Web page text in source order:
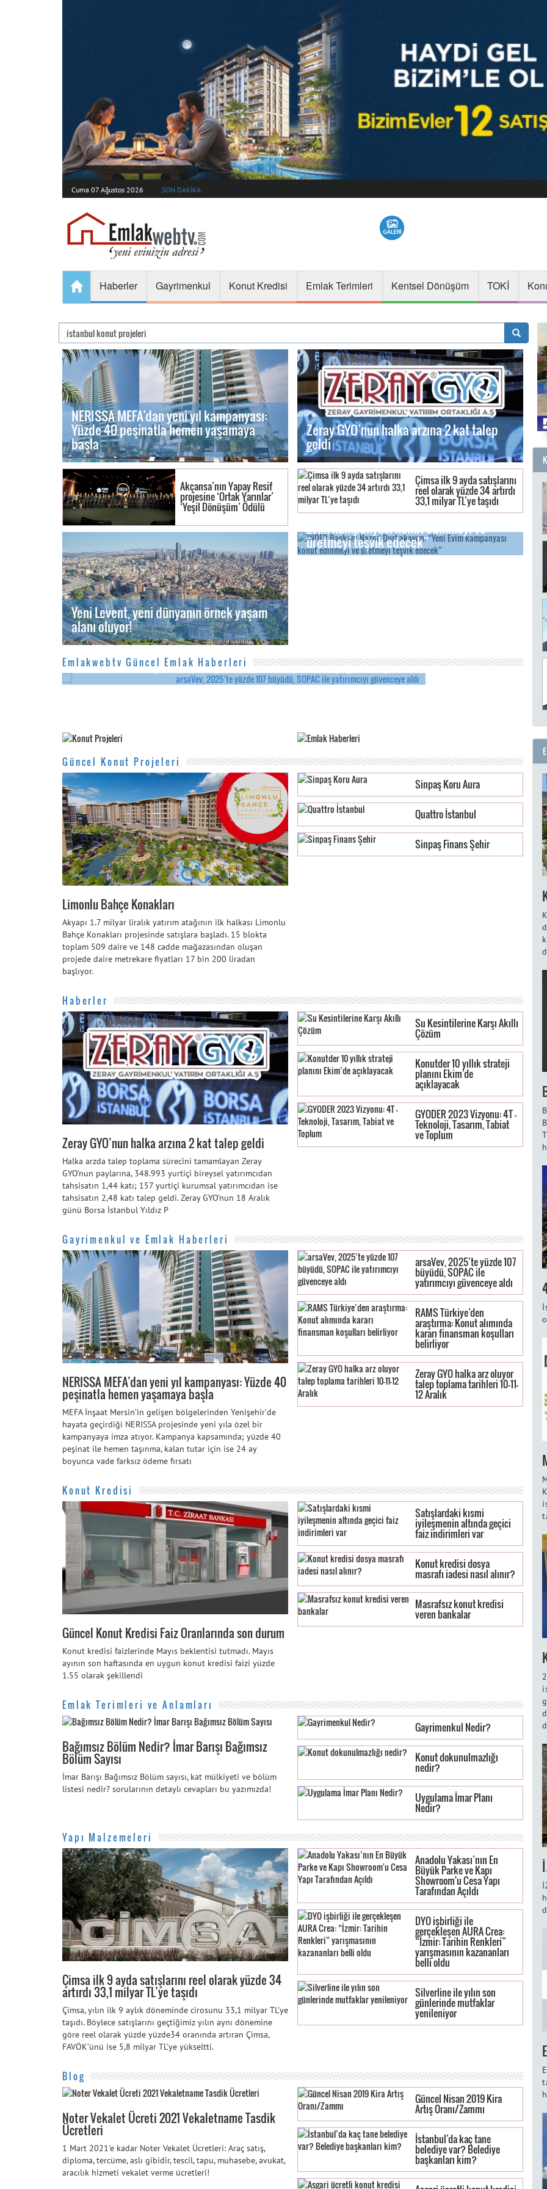
Cuma 07 Ağustos 2026 SON DAKİKA
Haberler Gayrimenkul Konut Kredisi Emlak Terimleri Kentsel Dönüşüm TOKİ
NERISSA MEFA’dan yeni yıl kampanyası:
Yüzde 40 peşinatla hemen yaşamaya
başla
Zeray GYO’nun halka arzına 2 kat talep
geldi
Akçansa’nın Yapay Resif
projesine ‘Ortak Yarınlar’
‘Yeşil Dönüşüm’ Ödülü
Çimsa ilk 9 ayda satışlarını
reel olarak yüzde 34 artırdı
33,1 milyar TL’ye taşıdı
Yeni Levent, yeni dünyanın örnek yaşam
alanı oluyor!
İNDER Başkanı Nazmi Durbakayım: “Yeni
Evim kampanyası konut edinmeyi ve
üretmeyi teşvik edecek”
Emlakwebtv Güncel Emlak Haberleri
arsaVev, 2025’te yüzde 107 büyüdü, SOPAC ile yatırımcıyı güvenceye aldı
Güncel Konut Projeleri
Limonlu Bahçe Konakları
Akyapı 1.7 milyar liralık yatırım atağının ilk halkası Limonlu
Bahçe Konakları projesinde satışlara başladı. 15 blokta
toplam 509 daire ve 148 cadde mağazasından oluşan
projede daire metrekare fiyatları 17 bin 200 liradan
başlıyor.
Sinpaş Koru Aura
Quattro İstanbul
Sinpaş Finans Şehir
Haberler
Zeray GYO’nun halka arzına 2 kat talep geldi
Halka arzda talep toplama sürecini tamamlayan Zeray
GYO’nun paylarına, 348.993 yurtiçi bireysel yatırımcıdan
tahsisatın 1,44 katı; 157 yurtiçi kurumsal yatırımcıdan ise
tahsisatın 2,48 katı talep geldi. Zeray GYO’nun 18 Aralık
günü Borsa İstanbul Yıldız P
Su Kesintilerine Karşı Akıllı
Çözüm
Konutder 10 yıllık strateji
planını Ekim’de
açıklayacak
GYODER 2023 Vizyonu: 4T -
Teknoloji, Tasarım, Tabiat
ve Toplum
Gayrimenkul ve Emlak Haberleri
NERISSA MEFA’dan yeni yıl kampanyası: Yüzde 40
peşinatla hemen yaşamaya başla
MEFA İnşaat Mersin’in gelişen bölgelerinden Yenişehir’de
hayata geçirdiği NERISSA projesinde yeni yıla özel bir
kampanyaya imza atıyor. Kampanya kapsamında; yüzde 40
peşinat ile hemen taşınma, kalan tutar için ise 24 ay
boyunca vade farksız ödeme fırsatı
arsaVev, 2025’te yüzde 107
büyüdü, SOPAC ile
yatırımcıyı güvenceye aldı
RAMS Türkiye’den
araştırma: Konut alımında
kararı finansman koşulları
belirliyor
Zeray GYO halka arz oluyor
talep toplama tarihleri 10-11-
12 Aralık
Konut Kredisi
Güncel Konut Kredisi Faiz Oranlarında son durum
Konut kredisi faizlerinde Mayıs beklentisi tutmadı. Mayıs
ayının son haftasında en uygun konut kredisi faizi yüzde
1.55 olarak şekillendi
Satışlardaki kısmi
iyileşmenin altında geçici
faiz indirimleri var
Konut kredisi dosya
masrafı iadesi nasıl alınır?
Masrafsız konut kredisi
veren bankalar
Emlak Terimleri ve Anlamları
Bağımsız Bölüm Nedir? İmar Barışı Bağımsız
Bölüm Sayısı
İmar Barışı Bağımsız Bölüm sayısı, kat mülkiyeti ve bölüm
listesi nedir? sorularının detaylı cevapları bu yazımızda!
Gayrimenkul Nedir?
Konut dokunulmazlığı
nedir?
Uygulama İmar Planı
Nedir?
Yapı Malzemeleri
Çimsa ilk 9 ayda satışlarını reel olarak yüzde 34
artırdı 33,1 milyar TL’ye taşıdı
Çimsa, yılın ilk 9 aylık döneminde cirosunu 33,1 milyar TL’ye
taşıdı. Böylece satışlarını geçtiğimiz yılın aynı dönemine
göre reel olarak yüzde yüzde34 oranında artıran Çimsa,
FAVÖK’ünü ise 5,8 milyar TL’ye yükseltti.
Anadolu Yakası’nın En
Büyük Parke ve Kapı
Showroom'u Cesa Yapı
Tarafından Açıldı
DYO işbirliği ile
gerçekleşen AURA Crea:
“İzmir: Tarihin Renkleri”
yarışmasının kazananları
belli oldu
Silverline ile yılın son
günlerinde mutfaklar
yenileniyor
Blog
Noter Vekalet Ücreti 2021 Vekaletname Tasdik
Ücretleri
1 Mart 2021'e kadar Noter Vekalet Ücretleri: Araç satış,
diploma, tercüme, aslı gibidir, tescil, tapu, muhasebe, avukat,
aracılık hizmeti vekalet verme ücretleri!
Güncel Nisan 2019 Kira
Artış Oranı/Zammı
İstanbul’da kaç tane
belediye var? Belediye
başkanları kim?